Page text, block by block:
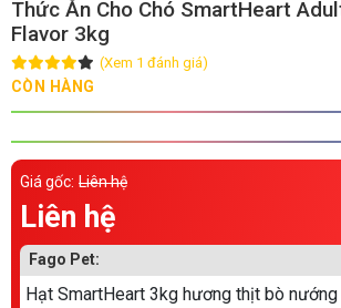
TIN TỨC
Thông tin về khách sạn,
spa cho thú cưng
Thông tin về mèo
CHÍNH SÁCH
Chính sách mua hàng
Thức Ăn Cho Chó SmartHeart
Flavor 3kg
(Xem 1 đánh giá)
CÒN HÀNG
Giá gốc: Liên hệ
Liên hệ
Fago Pet:
Hạt SmartHeart 3kg hương thịt bò